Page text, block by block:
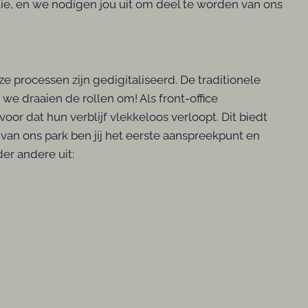
en we nodigen jou uit om deel te worden van ons
processen zijn gedigitaliseerd. De traditionele
draaien de rollen om! Als front-office
dat hun verblijf vlekkeloos verloopt. Dit biedt
ons park ben jij het eerste aanspreekpunt en
andere uit: